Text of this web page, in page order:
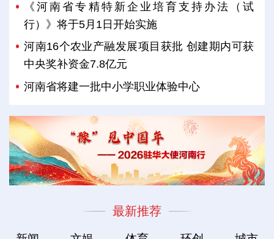
《河南省专精特新企业培育支持办法（试
行）》将于5月1日开始实施
河南16个农业产融发展项目获批 创建期内可获
中央奖补资金7.8亿元
河南省将建一批中小学职业体验中心
最新推荐